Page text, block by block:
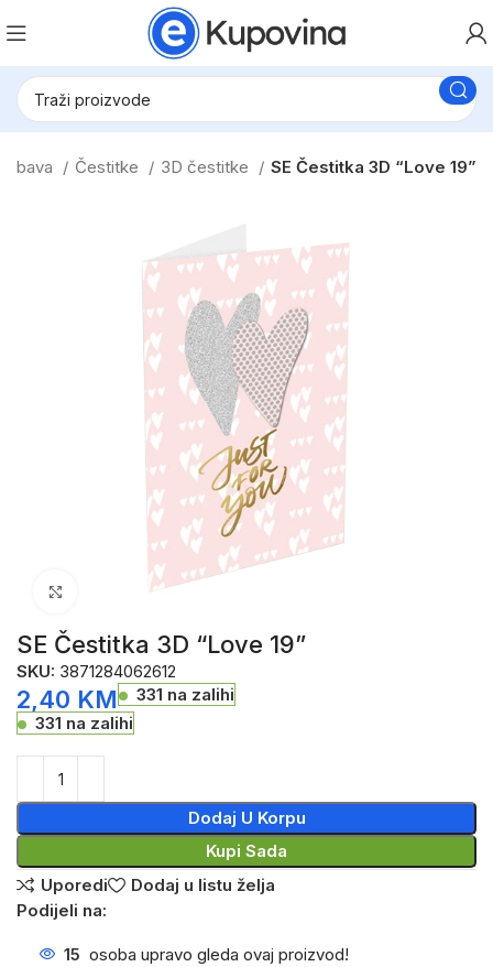
Čestitke 3D čestitke SE Čestitka 3D “Love 19”
Click to enlarge
SE Čestitka 3D “Love 19”
SKU: 3871284062612
2,40 KM
331 na zalihi
331 na zalihi
Dodaj U Korpu
Kupi Sada
Uporedi
Dodaj u listu želja
Podijeli na:
15 osoba upravo gleda ovaj proizvod!